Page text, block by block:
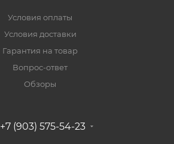
Условия оплаты
Условия доставки
Гарантия на товар
Вопрос-ответ
Обзоры
+7 (903) 575-54-23